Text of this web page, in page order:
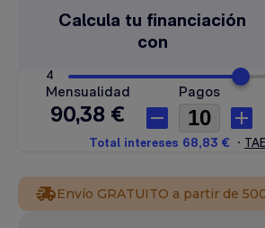
Envío GRATUITO a partir de